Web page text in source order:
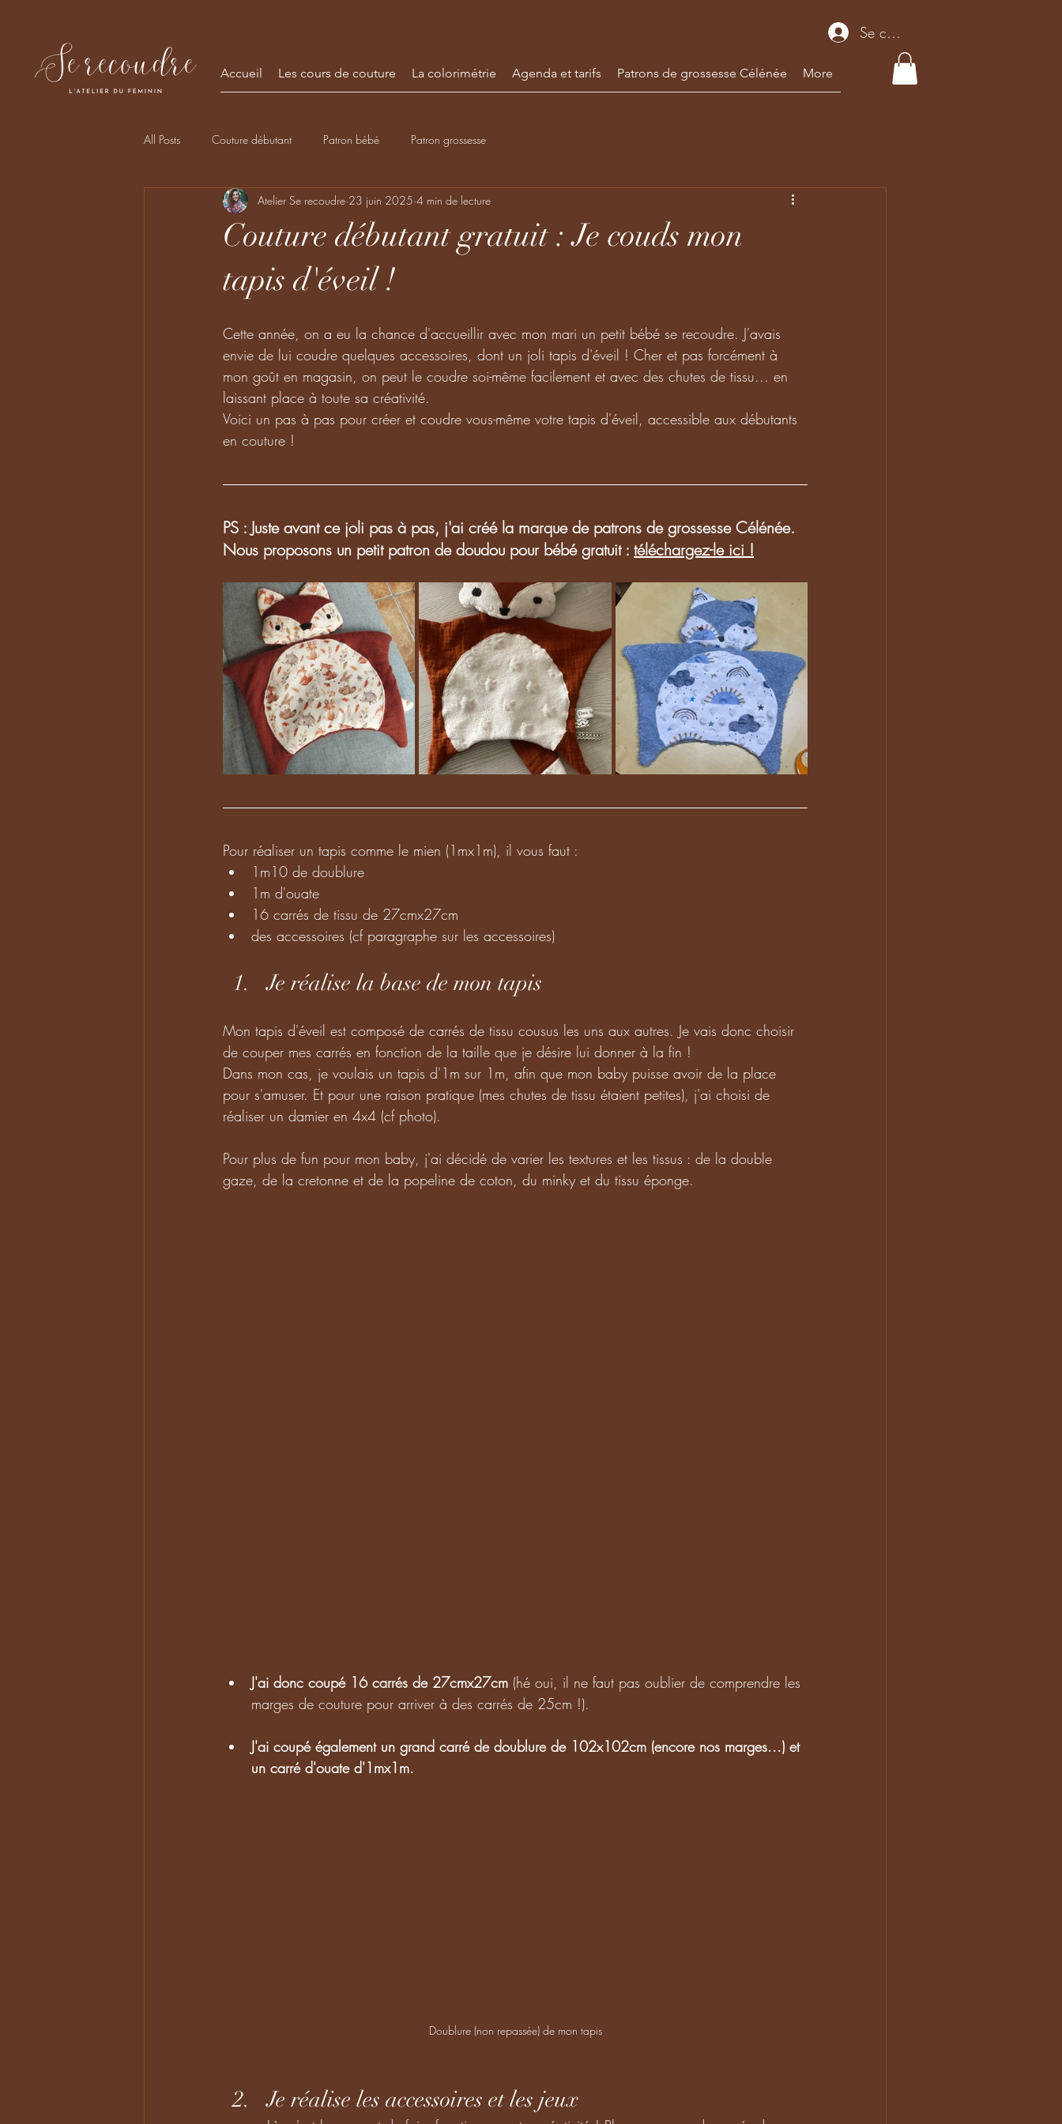
Se connecter
Accueil Les cours de couture La colorimétrie Agenda et tarifs Patrons de grossesse Célénée More
All Posts Couture débutant Patron bébé Patron grossesse
Couture débutant gratuit : Je couds mon
tapis d'éveil !
Atelier Se recoudre 23 juin 2025 4 min de lecture
Cette année, on a eu la chance d'accueillir avec mon mari un petit bébé se recoudre. J'avais
envie de lui coudre quelques accessoires, dont un joli tapis d'éveil ! Cher et pas forcément à
mon goût en magasin, on peut le coudre soi-même facilement et avec des chutes de tissu... en
laissant place à toute sa créativité.
Voici un pas à pas pour créer et coudre vous-même votre tapis d'éveil, accessible aux débutants
en couture !
PS : Juste avant ce joli pas à pas, j'ai créé la marque de patrons de grossesse Célénée.
Nous proposons un petit patron de doudou pour bébé gratuit : téléchargez-le ici !
Pour réaliser un tapis comme le mien (1mx1m), il vous faut :
1m10 de doublure
1m d'ouate
16 carrés de tissu de 27cmx27cm
des accessoires (cf paragraphe sur les accessoires)
Je réalise la base de mon tapis
Mon tapis d'éveil est composé de carrés de tissu cousus les uns aux autres. Je vais donc choisir
de couper mes carrés en fonction de la taille que je désire lui donner à la fin !
Dans mon cas, je voulais un tapis d'1m sur 1m, afin que mon baby puisse avoir de la place
pour s'amuser. Et pour une raison pratique (mes chutes de tissu étaient petites), j'ai choisi de
réaliser un damier en 4x4 (cf photo).
Pour plus de fun pour mon baby, j'ai décidé de varier les textures et les tissus : de la double
gaze, de la cretonne et de la popeline de coton, du minky et du tissu éponge.
J'ai donc coupé 16 carrés de 27cmx27cm (hé oui, il ne faut pas oublier de comprendre les
marges de couture pour arriver à des carrés de 25cm !).
J'ai coupé également un grand carré de doublure de 102x102cm (encore nos marges...) et
un carré d'ouate d'1mx1m.
Doublure (non repassée) de mon tapis
Je réalise les accessoires et les jeux